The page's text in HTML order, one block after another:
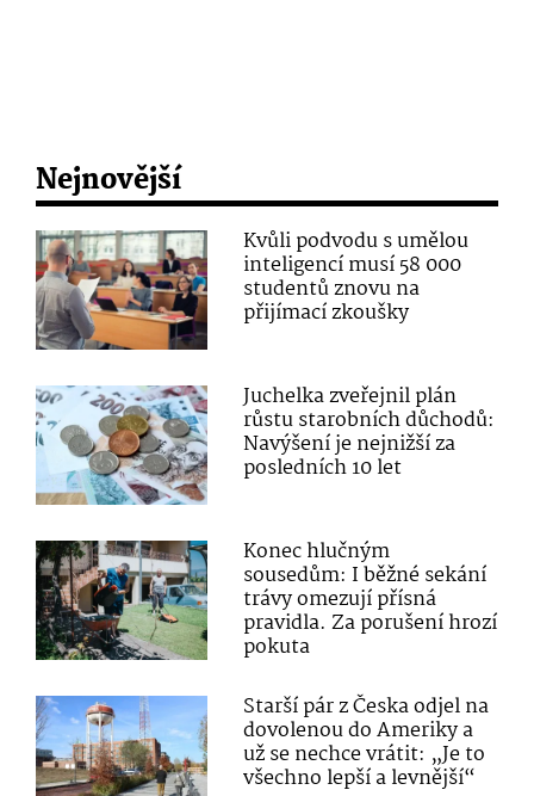
Nejnovější
Kvůli podvodu s umělou
inteligencí musí 58 000
studentů znovu na
přijímací zkoušky
Juchelka zveřejnil plán
růstu starobních důchodů:
Navýšení je nejnižší za
posledních 10 let
Konec hlučným
sousedům: I běžné sekání
trávy omezují přísná
pravidla. Za porušení hrozí
pokuta
Starší pár z Česka odjel na
dovolenou do Ameriky a
už se nechce vrátit: „Je to
všechno lepší a levnější“